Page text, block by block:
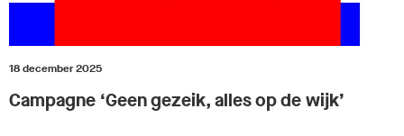
18 december 2025
Campagne ‘Geen gezeik, alles op de wijk’